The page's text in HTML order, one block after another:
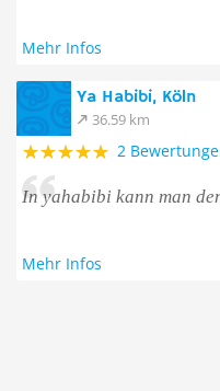
Mehr Infos
Ya Habibi, Köln
36.59 km
2
In yahabibi kann man
Mehr Infos